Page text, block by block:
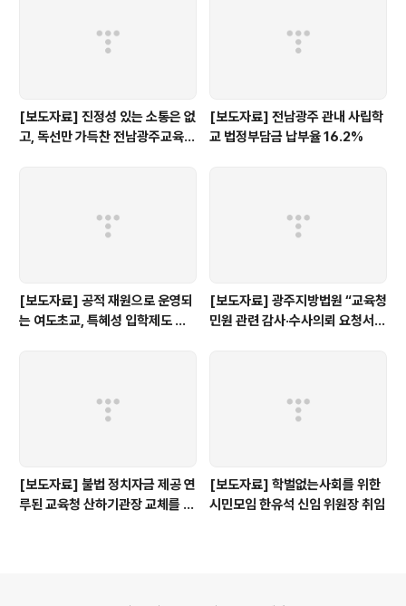
[보도자료] 진정성 있는 소통은 없
고, 독선만 가득찬 전남광주교육감
[보도자료] 전남광주 관내 사립학
교 법정부담금 납부율 16.2%
[보도자료] 공적 재원으로 운영되
는 여도초교, 특혜성 입학제도 즉
[보도자료] 광주지방법원 “교육청
민원 관련 감사·수사의뢰 요청서,
[보도자료] 불법 정치자금 제공 연
루된 교육청 산하기관장 교체를 촉
[보도자료] 학벌없는사회를 위한
시민모임 한유석 신임 위원장 취임